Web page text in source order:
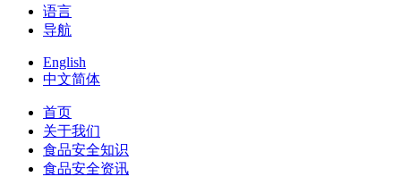
语言
导航
English
中文简体
首页
关于我们
食品安全知识
食品安全资讯